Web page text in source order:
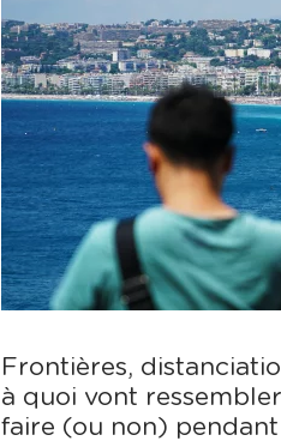
Frontières,
à quoi vont
faire (ou non)